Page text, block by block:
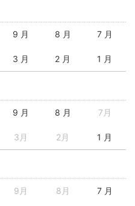
9 月 8 月 7 月
3 月 2 月 1 月
9 月 8 月 7月
3月 2月 1 月
9月 8月 7 月